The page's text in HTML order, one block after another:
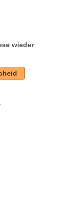
wieder